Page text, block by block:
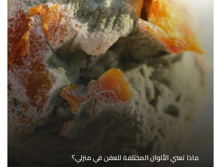
ماذا تعني الألوان المختلفة للعفن في منزلي؟